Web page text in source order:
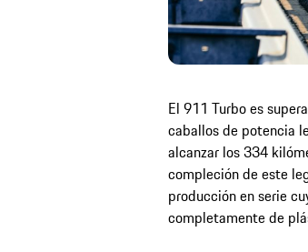
El 911 Turbo es
caballos de potencia
alcanzar los 334
compleción de este
producción en serie
completamente de